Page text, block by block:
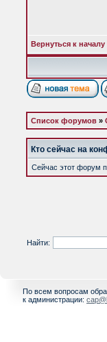
Вернуться к началу
Список форумов »
Кто сейчас на
Сейчас этот форум
Найти:
По всем вопросам
к администрации: